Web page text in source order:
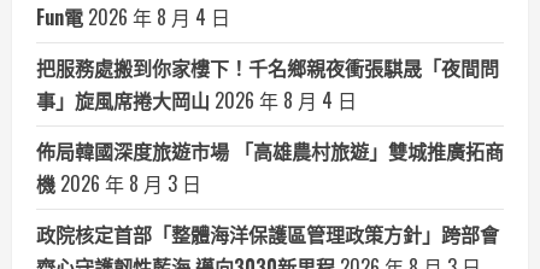
Fun電 2026 年 8 月 4 日
把服務處搬到你家樓下！千名鄉親夜衝張騏晟「夜間問
事」旋風席捲大岡山 2026 年 8 月 4 日
佈局韓國深度旅遊市場 「高雄農村旅遊」雙城推廣拓商
機 2026 年 8 月 3 日
政院核定首部「整體海洋保護區管理政策方針」跨部會